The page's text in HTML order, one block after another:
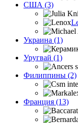
США (3)
Украина (1)
Уругвай (1)
Филиппины (2)
Франция (13)